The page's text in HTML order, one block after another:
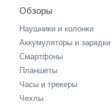
Обзоры
Наушники и колонки
Аккумуляторы и зарядки
Смартфоны
Планшеты
Часы и трекеры
Чехлы